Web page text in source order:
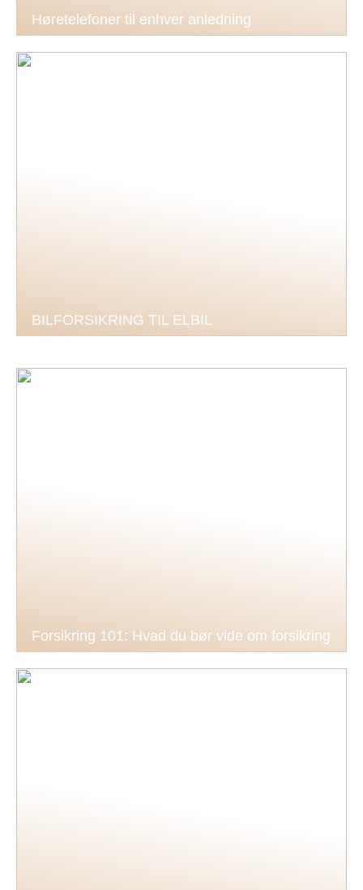
Høretelefoner til enhver anledning
BILFORSIKRING TIL ELBIL
Forsikring 101: Hvad du bør vide om forsikring